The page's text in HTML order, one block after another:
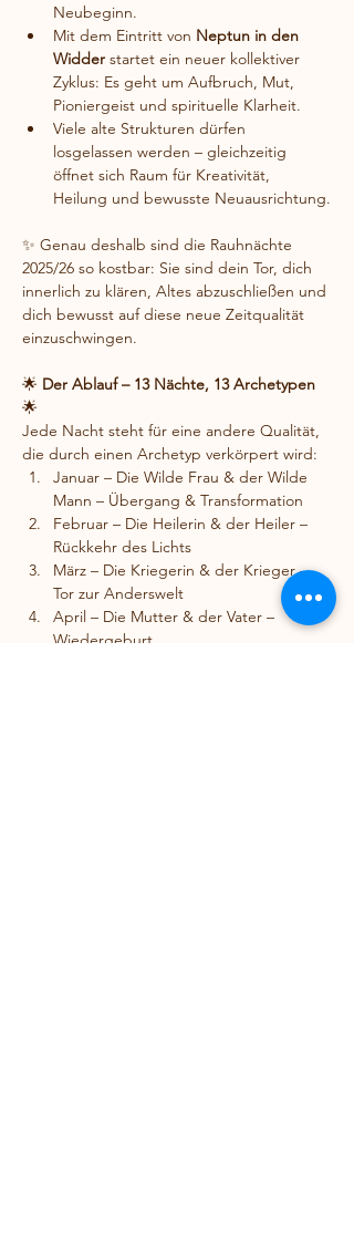
Neubeginn.
Mit dem Eintritt von Neptun in den
Widder startet ein neuer kollektiver
Zyklus: Es geht um Aufbruch, Mut,
Pioniergeist und spirituelle Klarheit.
Viele alte Strukturen dürfen
losgelassen werden – gleichzeitig
öffnet sich Raum für Kreativität,
Heilung und bewusste Neuausrichtung.
✨ Genau deshalb sind die Rauhnächte
2025/26 so kostbar: Sie sind dein Tor, dich
innerlich zu klären, Altes abzuschließen und
dich bewusst auf diese neue Zeitqualität
einzuschwingen.
🌟 Der Ablauf – 13 Nächte, 13 Archetypen
🌟
Jede Nacht steht für eine andere Qualität,
die durch einen Archetyp verkörpert wird:
Januar – Die Wilde Frau & der Wilde
Mann – Übergang & Transformation
Februar – Die Heilerin & der Heiler –
Rückkehr des Lichts
März – Die Kriegerin & der Krieger –
Tor zur Anderswelt
April – Die Mutter & der Vater –
Wiedergeburt